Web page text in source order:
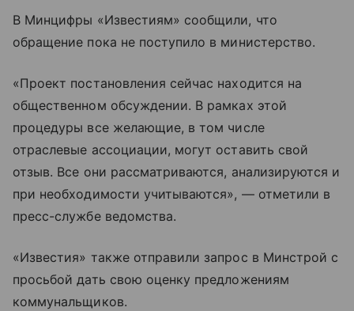
В Минцифры «Известиям» сообщили, что
обращение пока не поступило в министерство.
«Проект постановления сейчас находится на
общественном обсуждении. В рамках этой
процедуры все желающие, в том числе
отраслевые ассоциации, могут оставить свой
отзыв. Все они рассматриваются, анализируются и
при необходимости учитываются», — отметили в
пресс-службе ведомства.
«Известия» также отправили запрос в Минстрой с
просьбой дать свою оценку предложениям
коммунальщиков.